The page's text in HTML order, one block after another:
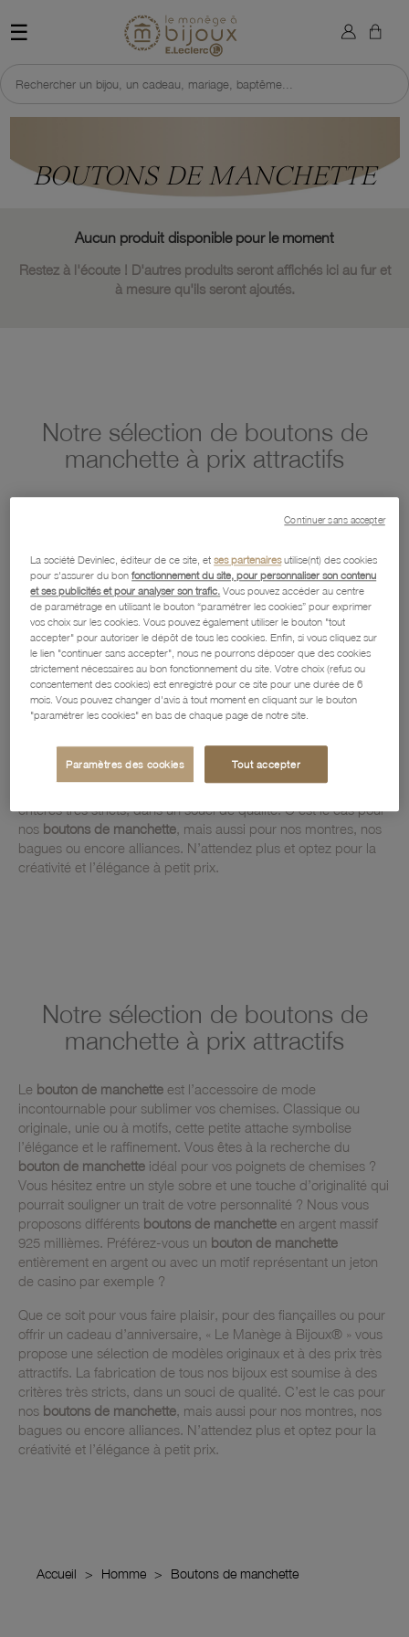
☰ Retour à l'accueil du site
Rechercher un bijou, un cadeau, mariage, baptême...
BOUTONS DE MANCHETTE
Aucun produit disponible pour le moment
Restez à l'écoute ! D'autres produits seront affichés ici au fur et
à mesure qu'ils seront ajoutés.
Notre sélection de boutons de
manchette à prix attractifs
incontournable pour sublimer vos chemises. Classique ou
l’élégance et le raffinement. Vous êtes à la recherche du
bouton de manchetteidéal pour vos poignets de chemises ?
Vous hésitez entre un style sobre et une touche d’originalité qui
pourrait souligner un trait de votre personnalité ? Nous vous
proposons différentsboutons de manchetteen argent massif
925 millièmes. Préférez-vous unbouton de manchette
entièrement en argent ou avec un motif représentant un jeton
de casino par exemple ?
offrir un cadeau d’anniversaire, « Le Manège à Bijoux® » vous
propose une sélection de modèles originaux et à des prix très
critères très stricts, dans un souci de qualité. C’est le cas pour
nos boutons de manchette, mais aussi pour nos montres, nos
bagues ou encore alliances. N’attendez plus et optez pour la
créativité et l’élégance à petit prix.
Notre sélection de boutons de
manchette à prix attractifs
Le bouton de manchette est l’accessoire de mode
incontournable pour sublimer vos chemises. Classique ou
originale, unie ou à motifs, cette petite attache symbolise
l’élégance et le raffinement. Vous êtes à la recherche du
bouton de manchette idéal pour vos poignets de chemises ?
Vous hésitez entre un style sobre et une touche d’originalité qui
pourrait souligner un trait de votre personnalité ? Nous vous
proposons différents boutons de manchette en argent massif
925 millièmes. Préférez-vous un bouton de manchette
entièrement en argent ou avec un motif représentant un jeton
de casino par exemple ?
Que ce soit pour vous faire plaisir, pour des fiançailles ou pour
offrir un cadeau d’anniversaire, « Le Manège à Bijoux® » vous
propose une sélection de modèles originaux et à des prix très
attractifs. La fabrication de tous nos bijoux est soumise à des
critères très stricts, dans un souci de qualité. C’est le cas pour
nos boutons de manchette, mais aussi pour nos montres, nos
bagues ou encore alliances. N’attendez plus et optez pour la
créativité et l’élégance à petit prix.
Accueil Homme Boutons de manchette
×
Sign in
La société Devinlec, éditeur de ce site, etses partenairesutilise(nt) des cookies
pour s'assurer du bonfonctionnement du site, pour personnaliser son contenu
et ses publicités et pour analyser son trafic. Vous pouvez accéder au centre
de paramétrage en utilisant le bouton “paramétrer les cookies” pour exprimer
vos choix sur les cookies. Vous pouvez également utiliser le bouton "tout
accepter" pour autoriser le dépôt de tous les cookies. Enfin, si vous cliquez sur
le lien "continuer sans accepter", nous ne pourrons déposer que des cookies
strictement nécessaires au bon fonctionnement du site. Votre choix (refus ou
consentement des cookies) est enregistré pour ce site pour une durée de 6
mois. Vous pouvez changer d'avis à tout moment en cliquant sur le bouton
"paramétrer les cookies" en bas de chaque page de notre site.
Paramètres des cookies Tout accepter
Continuer sans accepter